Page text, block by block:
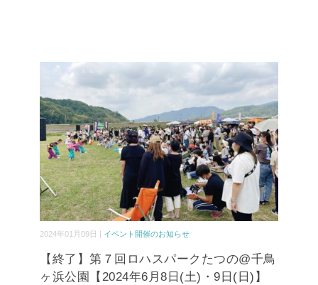
2024年01月09日 | イベント開催のお知らせ
【終了】第７回ロハスパークたつの@千鳥
ヶ浜公園【2024年6月8日(土)・9日(日)】